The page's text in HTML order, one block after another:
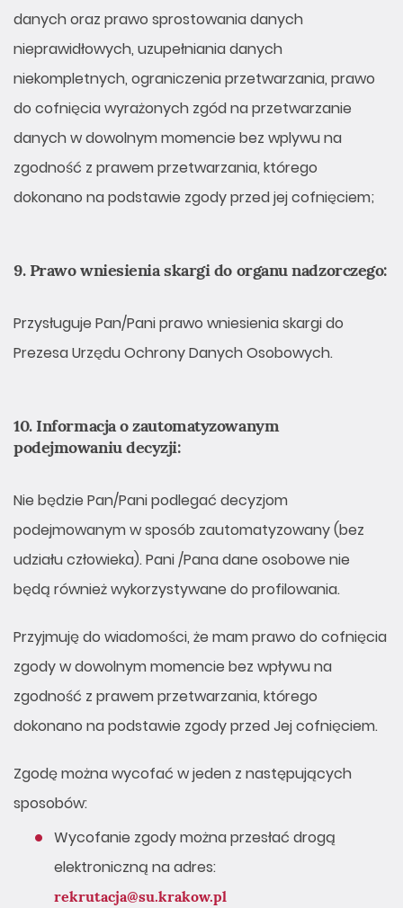
danych oraz prawo sprostowania danych
nieprawidłowych, uzupełniania danych
niekompletnych, ograniczenia przetwarzania, prawo
do cofnięcia wyrażonych zgód na przetwarzanie
danych w dowolnym momencie bez wplywu na
zgodność z prawem przetwarzania, którego
dokonano na podstawie zgody przed jej cofnięciem;
9. Prawo wniesienia skargi do organu nadzorczego:
Przysługuje Pan/Pani prawo wniesienia skargi do
Prezesa Urzędu Ochrony Danych Osobowych.
10. Informacja o zautomatyzowanym
podejmowaniu decyzji:
Nie będzie Pan/Pani podlegać decyzjom
podejmowanym w sposób zautomatyzowany (bez
udziału człowieka). Pani /Pana dane osobowe nie
będą również wykorzystywane do profilowania.
Przyjmuję do wiadomości, że mam prawo do cofnięcia
zgody w dowolnym momencie bez wpływu na
zgodność z prawem przetwarzania, którego
dokonano na podstawie zgody przed Jej cofnięciem.
Zgodę można wycofać w jeden z następujących
sposobów:
Wycofanie zgody można przesłać drogą
elektroniczną na adres:
rekrutacja@su.krakow.pl